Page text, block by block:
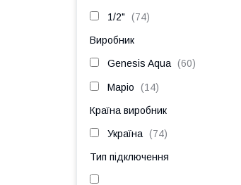
1/2" 74
Виробник
Genesis Aqua 60
Маріо 14
Країна виробник
Україна 74
Тип підключення